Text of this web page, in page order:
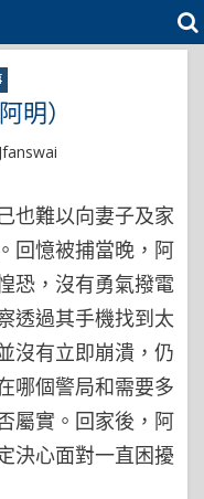
明）
Author
Jfanswai
也難以向妻子及家
回憶被捕當晚，阿
恐，沒有勇氣撥電
透過其手機找到太
沒有立即崩潰，仍
哪個警局和需要多
屬實。回家後，阿
決心面對一直困擾